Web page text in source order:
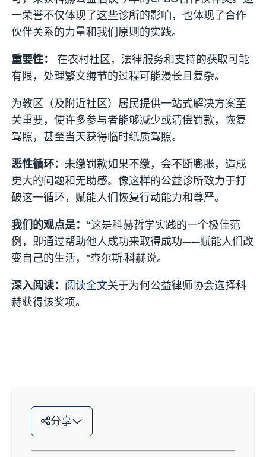
一荣誉不仅体现了这些诊所的影响，也体现了合作
伙伴关系的力量和我们原则的实践。
重要性：在农村社区，法律服务和支持的获取可能
有限，处理繁文缛节的过程可能漫长且复杂。
为教区（及附近社区）居民提供一站式解决方案至
关重要，使许多参与者能够减少或清偿罚款，恢复
驾照，甚至当天获得临时纸质驾照。
恶性循环：未缴罚款如果不缴，会不断膨胀，造成
更大的问题和无助感。像这样的公益诊所致力于打
破这一循环，赋能人们恢复行动能力和尊严。
我们的观点是：“这是科赫哲学实践的一个极佳范
例，即通过帮助他人成功来取得成功——赋能人们改
变自己的生活，”查尔斯·科赫说。
深入阅读： 阅读全文关于为何公益律师协会选择科
赫获得该奖项。
分享